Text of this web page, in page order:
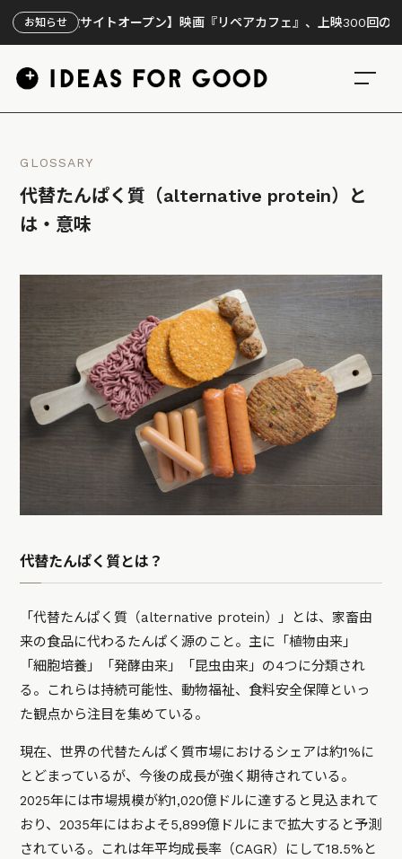
お知らせ
設サイトオープン】映画『リペアカフェ』、上映300回の先で見えて
GLOSSARY
代替たんぱく質（alternative protein）と
は・意味
代替たんぱく質とは？
「代替たんぱく質（alternative protein）」とは、家畜由
来の食品に代わるたんぱく源のこと。主に「植物由来」
「細胞培養」「発酵由来」「昆虫由来」の4つに分類され
る。これらは持続可能性、動物福祉、食料安全保障といっ
た観点から注目を集めている。
現在、世界の代替たんぱく質市場におけるシェアは約1%に
とどまっているが、今後の成長が強く期待されている。
2025年には市場規模が約1,020億ドルに達すると見込まれて
おり、2035年にはおよそ5,899億ドルにまで拡大すると予測
されている。これは年平均成長率（CAGR）にして18.5%と